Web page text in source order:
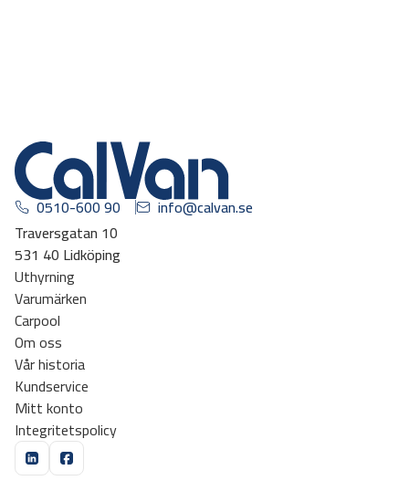
0510-600 90
info@calvan.se
Traversgatan 10
531 40 Lidköping
Uthyrning
Varumärken
Carpool
Om oss
Vår historia
Kundservice
Mitt konto
Integritetspolicy